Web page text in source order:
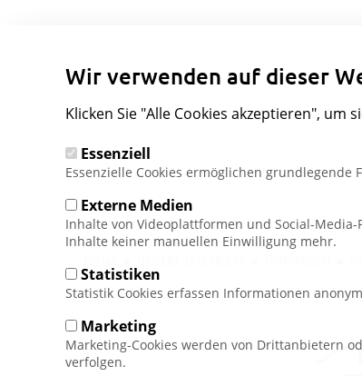
Pfadnavigation
Wir verwenden auf dieser
Klicken Sie "Alle Cookies akzeptieren", um
Essenziell
Essenzielle Cookies ermöglichen
Externe Medien
Inhalte von Videoplattformen und Social-
Inhalte keiner manuellen Einwilligung mehr.
Statistiken
Statistik Cookies erfassen Informationen
Marketing
Marketing-Cookies werden von Drittanbietern
verfolgen.